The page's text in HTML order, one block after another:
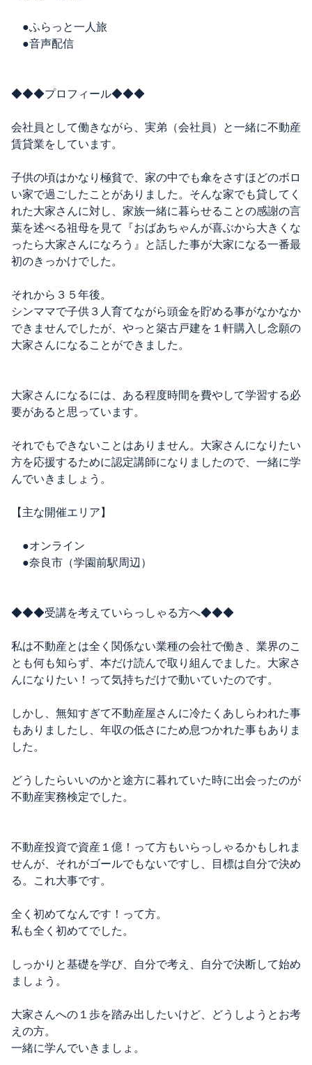
●ふらっと一人旅
●音声配信
◆◆◆プロフィール◆◆◆
会社員として働きながら、実弟（会社員）と一緒に不動産
賃貸業をしています。
子供の頃はかなり極貧で、家の中でも傘をさすほどのボロ
い家で過ごしたことがありました。そんな家でも貸してく
れた大家さんに対し、家族一緒に暮らせることの感謝の言
葉を述べる祖母を見て『おばあちゃんが喜ぶから大きくな
ったら大家さんになろう』と話した事が大家になる一番最
初のきっかけでした。
それから３５年後。
シンママで子供３人育てながら頭金を貯める事がなかなか
できませんでしたが、やっと築古戸建を１軒購入し念願の
大家さんになることができました。
大家さんになるには、ある程度時間を費やして学習する必
要があると思っています。
それでもできないことはありません。大家さんになりたい
方を応援するために認定講師になりましたので、一緒に学
んでいきましょう。
【主な開催エリア】
●オンライン
●奈良市（学園前駅周辺）
◆◆◆受講を考えていらっしゃる方へ◆◆◆
私は不動産とは全く関係ない業種の会社で働き、業界のこ
とも何も知らず、本だけ読んで取り組んでました。大家さ
んになりたい！って気持ちだけで動いていたのです。
しかし、無知すぎて不動産屋さんに冷たくあしらわれた事
もありましたし、年収の低さにため息つかれた事もありま
した。
どうしたらいいのかと途方に暮れていた時に出会ったのが
不動産実務検定でした。
不動産投資で資産１億！って方もいらっしゃるかもしれま
せんが、それがゴールでもないですし、目標は自分で決め
る。これ大事です。
全く初めてなんです！って方。
私も全く初めてでした。
しっかりと基礎を学び、自分で考え、自分で決断して始め
ましょう。
大家さんへの１歩を踏み出したいけど、どうしようとお考
えの方。
一緒に学んでいきましょ。